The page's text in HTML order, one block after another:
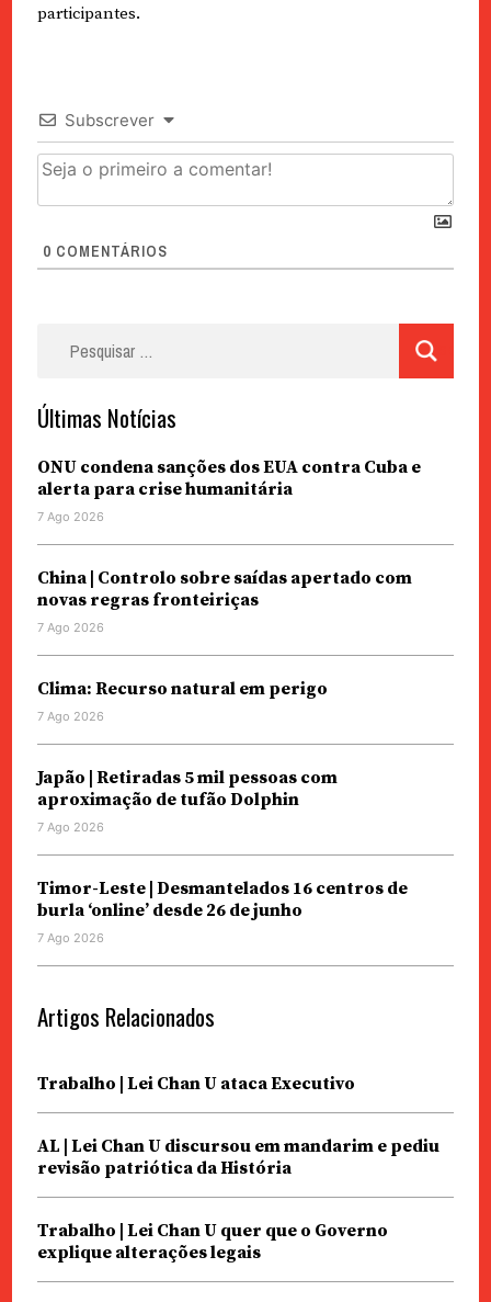
participantes.
Subscrever
0 COMENTÁRIOS
Últimas Notícias
ONU condena sanções dos EUA contra Cuba e
alerta para crise humanitária
7 Ago 2026
China | Controlo sobre saídas apertado com
novas regras fronteiriças
7 Ago 2026
Clima: Recurso natural em perigo
7 Ago 2026
Japão | Retiradas 5 mil pessoas com
aproximação de tufão Dolphin
7 Ago 2026
Timor-Leste | Desmantelados 16 centros de
burla ‘online’ desde 26 de junho
7 Ago 2026
Artigos Relacionados
Trabalho | Lei Chan U ataca Executivo
AL | Lei Chan U discursou em mandarim e pediu
revisão patriótica da História
Trabalho | Lei Chan U quer que o Governo
explique alterações legais